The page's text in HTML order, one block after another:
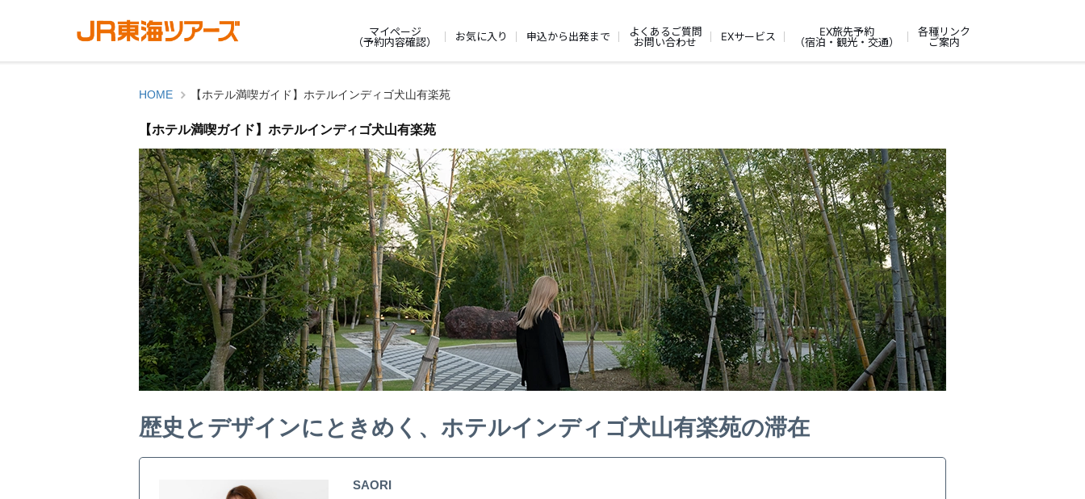
マイページ
（予約内容確認）
お気に入り 申込から出発まで
よくあるご質問
お問い合わせ
EXサービス
EX旅先予約
（宿泊・観光・交通）
各種リンク
ご案内
HOME 【ホテル満喫ガイド】ホテルインディゴ犬山有楽苑
【ホテル満喫ガイド】ホテルインディゴ犬山有楽苑
歴史とデザインにときめく、ホテルインディゴ犬山有楽苑の滞在
SAORI